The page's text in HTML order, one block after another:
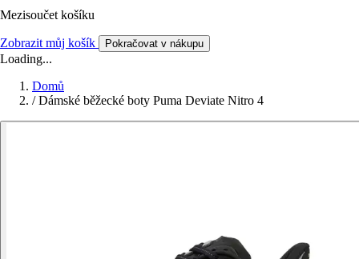
Mezisoučet košíku
Zobrazit můj košík Pokračovat v nákupu
Loading...
Domů
/ Dámské běžecké boty Puma Deviate Nitro 4